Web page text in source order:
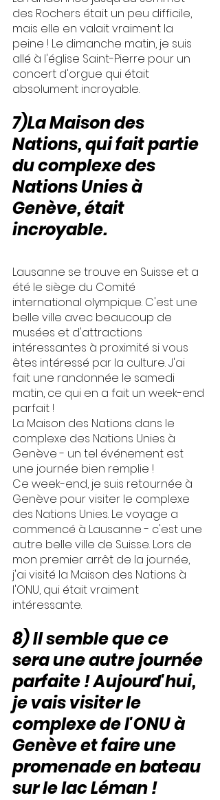
des Rochers était un peu difficile,
mais elle en valait vraiment la
peine ! Le dimanche matin, je suis
allé à l'église Saint-Pierre pour un
concert d'orgue qui était
absolument incroyable.
7)La Maison des
Nations, qui fait partie
du complexe des
Nations Unies à
Genève, était
incroyable.
Lausanne se trouve en Suisse et a
été le siège du Comité
international olympique. C'est une
belle ville avec beaucoup de
musées et d'attractions
intéressantes à proximité si vous
êtes intéressé par la culture. J'ai
fait une randonnée le samedi
matin, ce qui en a fait un week-end
parfait !
La Maison des Nations dans le
complexe des Nations Unies à
Genève - un tel événement est
une journée bien remplie !
Ce week-end, je suis retournée à
Genève pour visiter le complexe
des Nations Unies. Le voyage a
commencé à Lausanne - c'est une
autre belle ville de Suisse. Lors de
mon premier arrêt de la journée,
j'ai visité la Maison des Nations à
l'ONU, qui était vraiment
intéressante.
8) Il semble que ce
sera une autre journée
parfaite ! Aujourd'hui,
je vais visiter le
complexe de l'ONU à
Genève et faire une
promenade en bateau
sur le lac Léman !